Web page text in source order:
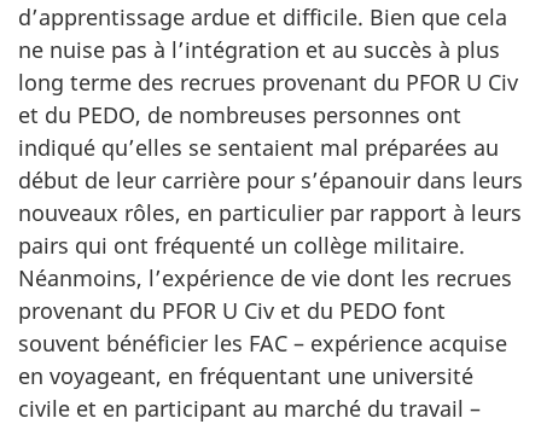
d’apprentissage ardue et difficile. Bien que cela
ne nuise pas à l’intégration et au succès à plus
long terme des recrues provenant du PFOR U Civ
et du PEDO, de nombreuses personnes ont
indiqué qu’elles se sentaient mal préparées au
début de leur carrière pour s’épanouir dans leurs
nouveaux rôles, en particulier par rapport à leurs
pairs qui ont fréquenté un collège militaire.
Néanmoins, l’expérience de vie dont les recrues
provenant du PFOR U Civ et du PEDO font
souvent bénéficier les FAC – expérience acquise
en voyageant, en fréquentant une université
civile et en participant au marché du travail –